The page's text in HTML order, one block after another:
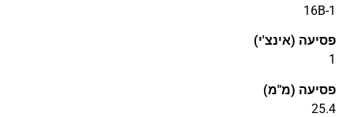
16B-1
פסיעה (אינצ'י)
1
פסיעה (מ"מ)
25.4